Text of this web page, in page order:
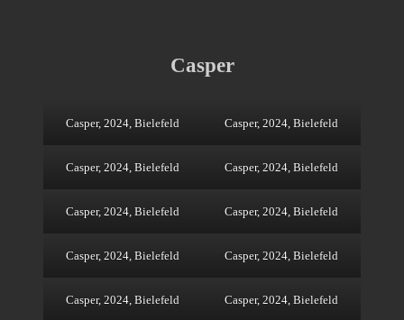
Casper
Casper, 2024, Bielefeld Casper, 2024, Bielefeld
Casper, 2024, Bielefeld Casper, 2024, Bielefeld
Casper, 2024, Bielefeld Casper, 2024, Bielefeld
Casper, 2024, Bielefeld Casper, 2024, Bielefeld
Casper, 2024, Bielefeld Casper, 2024, Bielefeld